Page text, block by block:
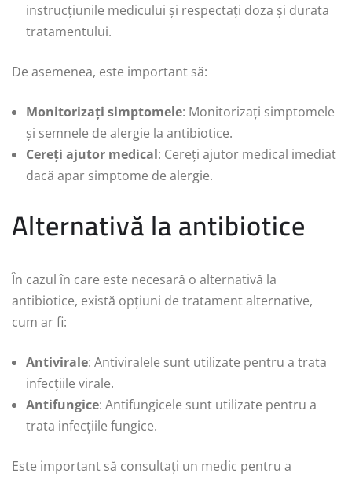
instrucțiunile medicului și respectați doza și durata
tratamentului.
De asemenea, este important să:
Monitorizați simptomele: Monitorizați simptomele
și semnele de alergie la antibiotice.
Cereți ajutor medical: Cereți ajutor medical imediat
dacă apar simptome de alergie.
Alternativă la antibiotice
În cazul în care este necesară o alternativă la
antibiotice, există opțiuni de tratament alternative,
cum ar fi:
Antivirale: Antiviralele sunt utilizate pentru a trata
infecțiile virale.
Antifungice: Antifungicele sunt utilizate pentru a
trata infecțiile fungice.
Este important să consultați un medic pentru a